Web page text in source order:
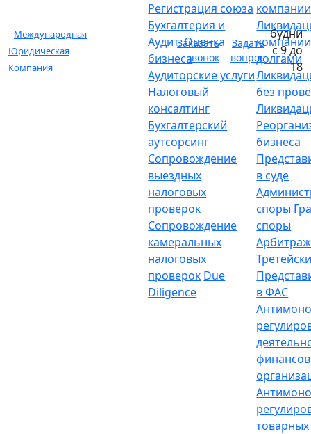
Международная
Юридическая
Компания
Регистрация союза
Бухгалтерия и
Аудит. Оценка
бизнеса
Аудиторские услуги
Налоговый
консалтинг
Бухгалтерский
аутсорсинг
Сопровождение
выездных
налоговых
проверок
Сопровождение
камеральных
налоговых
проверок Due
Diligence
компании
долгами
без
бизнеса
в суде
споры
споры
в ФАС
Заказать
звонок
Задать
вопрос
будни
с 9 до
18